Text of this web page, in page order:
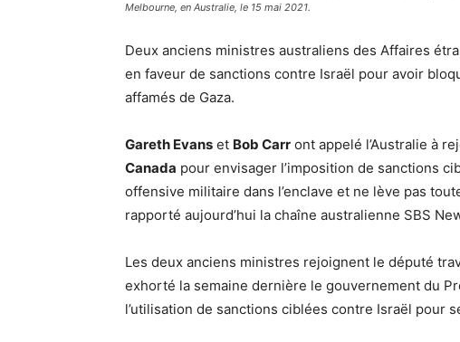
Melbourne, en Australie, le 15 mai 2021.
Deux anciens ministres australiens des Affaires
en faveur de sanctions contre Israël pour avoir
affamés de Gaza.
Gareth Evans et Bob Carr ont appelé l’Australie à
Canada pour envisager l’imposition de sanctions
offensive militaire dans l’enclave et ne lève pas
rapporté aujourd’hui la chaîne australienne SBS
Les deux anciens ministres rejoignent le député
exhorté la semaine dernière le gouvernement du
l’utilisation de sanctions ciblées contre Israël pour